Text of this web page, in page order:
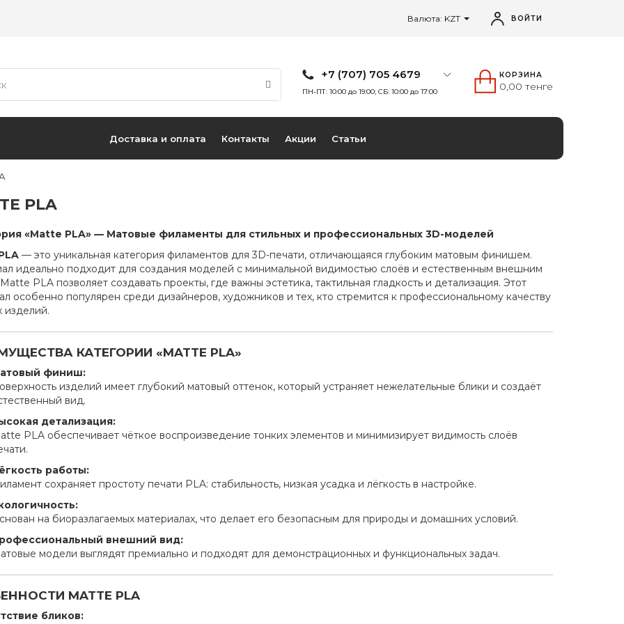
Валюта: KZT ВОЙТИ
+7 (707) 705 4679
ПН-ПТ: 10:00 до 19:00; СБ: 10:00 до 17:00
КОРЗИНА
0,00 тенге
Доставка и оплата Контакты Акции Статьи
PLA
«Matte PLA» — Матовые филаменты для стильных и профессиональных 3D-моделей
— это уникальная категория филаментов для 3D-печати, отличающаяся глубоким матовым финишем.
идеально подходит для создания моделей с минимальной видимостью слоёв и естественным внешним
PLA позволяет создавать проекты, где важны эстетика, тактильная гладкость и детализация. Этот
особенно популярен среди дизайнеров, художников и тех, кто стремится к профессиональному качеству
изделий.
КАТЕГОРИИ «MATTE PLA»
финиш:
изделий имеет глубокий матовый оттенок, который устраняет нежелательные блики и создаёт
вид.
детализация:
PLA обеспечивает чёткое воспроизведение тонких элементов и минимизирует видимость слоёв
работы:
сохраняет простоту печати PLA: стабильность, низкая усадка и лёгкость в настройке.
на биоразлагаемых материалах, что делает его безопасным для природы и домашних условий.
внешний вид:
модели выглядят премиально и подходят для демонстрационных и функциональных задач.
MATTE PLA
бликов: